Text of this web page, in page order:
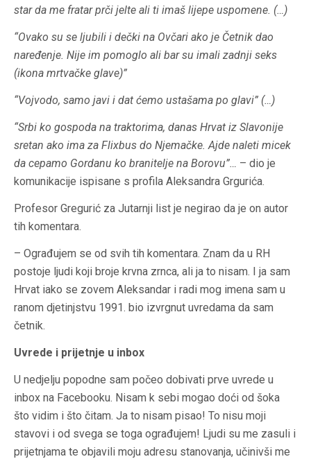
star da me fratar prči jelte ali ti imaš lijepe uspomene. (…)
“Ovako su se ljubili i dečki na Ovčari ako je Četnik dao
naređenje. Nije im pomoglo ali bar su imali zadnji seks
(ikona mrtvačke glave)”
“Vojvodo, samo javi i dat ćemo ustašama po glavi” (…)
“Srbi ko gospoda na traktorima, danas Hrvat iz Slavonije
sretan ako ima za Flixbus do Njemačke. Ajde naleti micek
da cepamo Gordanu ko branitelje na Borovu”… – dio je
komunikacije ispisane s profila Aleksandra Grgurića.
Profesor Gregurić za Jutarnji list je negirao da je on autor
tih komentara.
– Ograđujem se od svih tih komentara. Znam da u RH
postoje ljudi koji broje krvna zrnca, ali ja to nisam. I ja sam
Hrvat iako se zovem Aleksandar i radi mog imena sam u
ranom djetinjstvu 1991. bio izvrgnut uvredama da sam
četnik.
Uvrede i prijetnje u inbox
U nedjelju popodne sam počeo dobivati prve uvrede u
inbox na Facebooku. Nisam k sebi mogao doći od šoka
što vidim i što čitam. Ja to nisam pisao! To nisu moji
stavovi i od svega se toga ograđujem! Ljudi su me zasuli i
prijetnjama te objavili moju adresu stanovanja, učinivši me